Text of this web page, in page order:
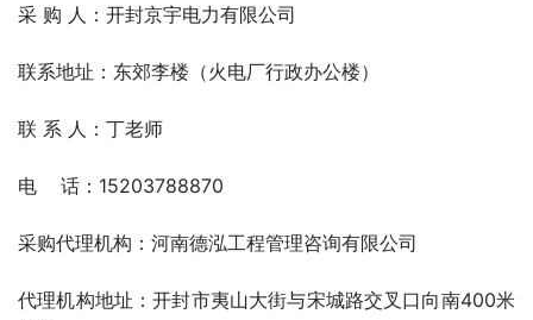
采 购 人：开封京宇电力有限公司
联系地址：东郊李楼（火电厂行政办公楼）
联 系 人：丁老师
电    话：15203788870
采购代理机构：河南德泓工程管理咨询有限公司
代理机构地址：开封市夷山大街与宋城路交叉口向南400米